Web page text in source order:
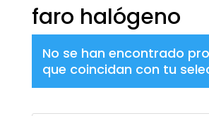
faro halógeno
No se han encontrado
que coincidan con tu